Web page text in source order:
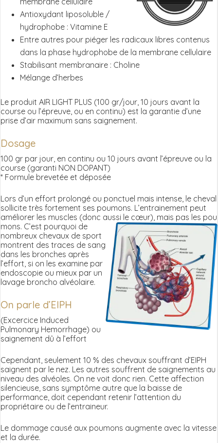
Antioxydant liposoluble /
hydrophobe : Vitamine E
Entre autres pour piéger les radicaux libres contenus
dans la phase hydrophobe de la membrane cellulaire
Stabilisant membranaire : Choline
Mélange d’herbes
Le produit AIR LIGHT PLUS (100 gr/jour, 10 jours avant la
course ou l’épreuve, ou en continu) est la garantie d’une
prise d’air maximum sans saignement.
Dosage
100 gr par jour, en continu ou 10 jours avant l’épreuve ou la
course (garanti NON DOPANT)
* Formule brevetée et déposée
Lors d’un effort prolongé ou ponctuel mais intense, le cheval
sollicite très fortement ses poumons. L’entrainement peut
améliorer les muscles (donc aussi le cœur), mais pas les pou
mons. C’est pourquoi de
nombreux chevaux de sport
montrent des traces de sang
dans les bronches après
l’effort, si on les examine par
endoscopie ou mieux par un
lavage broncho alvéolaire.
On parle d’EIPH
(Excercice Induced
Pulmonary Hemorrhage) ou
saignement dû à l’effort
Cependant, seulement 10 % des chevaux souffrant d’EIPH
saignent par le nez. Les autres souffrent de saignements au
niveau des alvéoles. On ne voit donc rien. Cette affection
silencieuse, sans symptôme autre que la baisse de
performance, doit cependant retenir l’attention du
propriétaire ou de l’entraineur.
Le dommage causé aux poumons augmente avec la vitesse
et la durée.